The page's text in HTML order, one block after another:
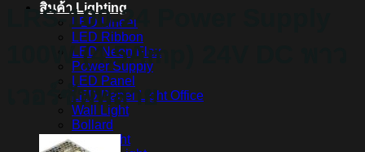
สินค้า Lighting
LED Linear
LED Ribbon
LED Neon Flex
Power Supply
LED Panel
LED Panel Light Office
Wall Light
Bollard
Step Light
LRS-100-24 Power Supply
100W (4.5Amp) 24V DC พาว
เวอร์ซัพพลาย